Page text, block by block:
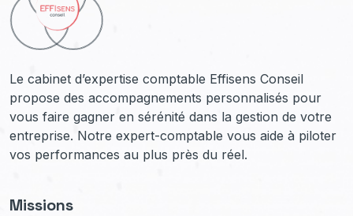
Le cabinet d’expertise comptable Effisens Conseil
propose des accompagnements personnalisés pour
vous faire gagner en sérénité dans la gestion de votre
entreprise. Notre expert-comptable vous aide à piloter
vos performances au plus près du réel.
Missions